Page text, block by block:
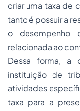
criar uma taxa de
tanto é possuir a
o desempenho
relacionada ao
Dessa forma, a
instituição de
atividades
taxa para a